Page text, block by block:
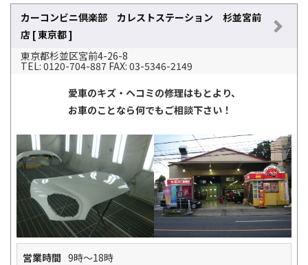
カーコンビニ倶楽部 カレストステーション 杉並宮前
店 [ 東京都 ]
東京都杉並区宮前4-26-8
TEL: 0120-704-887 FAX: 03-5346-2149
愛車のキズ・ヘコミの修理はもとより、
お車のことなら何でもご相談下さい！
営業時間 9時～18時